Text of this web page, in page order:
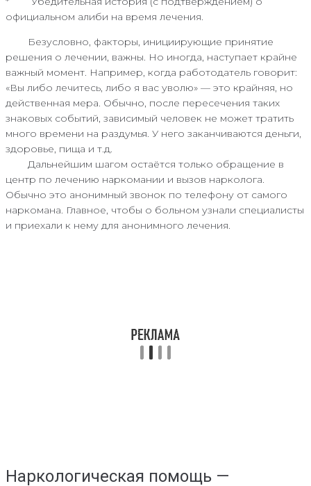
официальном алиби на время лечения.
Безусловно, факторы, инициирующие принятие
решения о лечении, важны. Но иногда, наступает крайне
важный момент. Например, когда работодатель говорит:
«Вы либо лечитесь, либо я вас уволю» — это крайняя, но
действенная мера. Обычно, после пересечения таких
знаковых событий, зависимый человек не может тратить
много времени на раздумья. У него заканчиваются деньги,
здоровье, пища и т.д.
Дальнейшим шагом остаётся только обращение в
центр по лечению наркомании и вызов нарколога.
Обычно это анонимный звонок по телефону от самого
наркомана. Главное, чтобы о больном узнали специалисты
и приехали к нему для анонимного лечения.
Наркологическая помощь —